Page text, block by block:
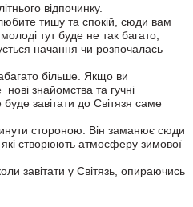
відпочинку.
тишу та спокій, сюди вам
тут буде не так багато,
начання чи розпочалась
більше. Якщо ви
знайомства та гучні
завітати до Світязя саме
стороною. Він заманює сюди
створюють атмосферу зимової
завітати у Світязь, опираючись